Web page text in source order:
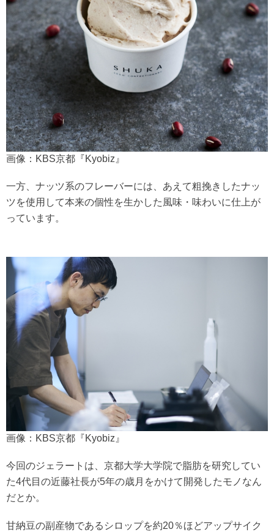
画像：KBS京都『Kyobiz』
一方、ナッツ系のフレーバーには、あえて粗挽きしたナッ
ツを使用して本来の個性を生かした風味・味わいに仕上が
っています。
画像：KBS京都『Kyobiz』
今回のジェラートは、京都大学大学院で脂肪を研究してい
た4代目の近藤社長が5年の歳月をかけて開発したモノなん
だとか。
甘納豆の副産物であるシロップを約20％ほどアップサイク